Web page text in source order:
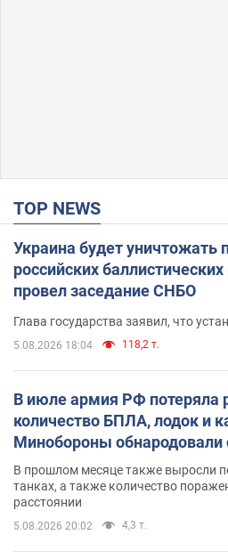
TOP NEWS
Украина будет уничтожать
российских
провел заседание СНБО
Глава государства заявил, что
5.08.2026 18:04 118,2 т.
В июле армия РФ потеряла
количество БПЛА, лодок и
Минобороны обнародовали
В прошлом месяце также выросли
танках, а также количество
расстоянии
5.08.2026 20:02 4,3 т.